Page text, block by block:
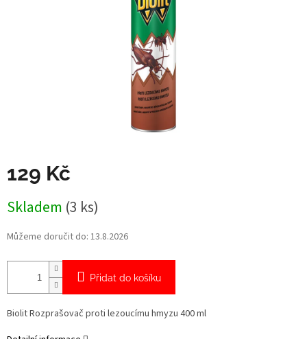
129 Kč
cena:
Skladem (3 ks)
Můžeme doručit do: 13.8.2026
Přidat do košíku
Biolit Rozprašovač proti lezoucímu hmyzu 400 ml